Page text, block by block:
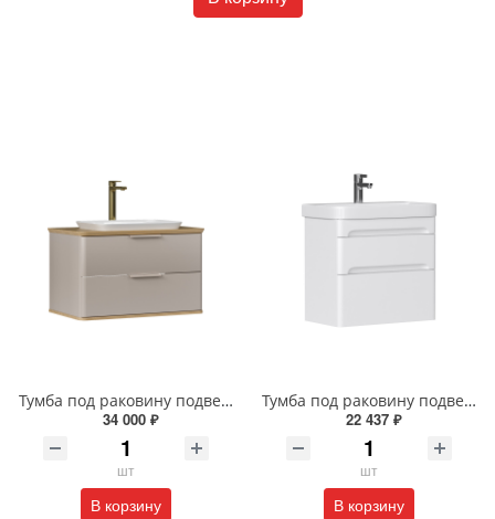
Тумба под раковину подвесная EQUIL Десерт 80.2Я/Desert 80.2Y с ручками в цвет амарок tpDSRT80.2Y-25R амарок/дуб
34 000 ₽
шт
В корзину
Тумба под раковину подвесная EQUIL Найс 70 см tpNICE70.2Y-05 белая
22 437 ₽
шт
В корзину